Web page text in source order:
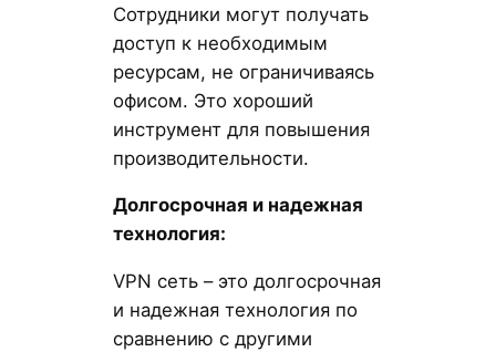
Сотрудники могут получать
доступ к необходимым
ресурсам, не ограничиваясь
офисом. Это хороший
инструмент для повышения
производительности.
Долгосрочная и надежная
технология:
VPN сеть – это долгосрочная
и надежная технология по
сравнению с другими